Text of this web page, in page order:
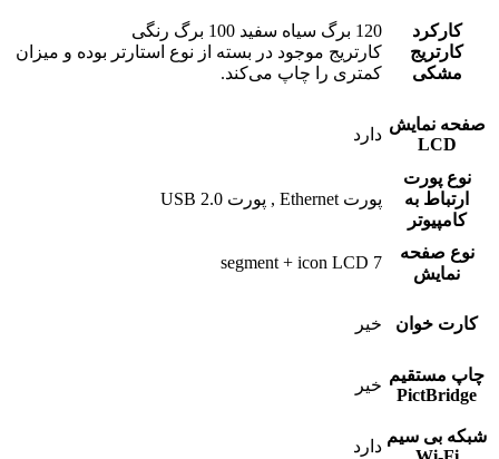
کارکرد
کارتریج
مشکی
120 برگ سیاه سفید 100 برگ رنگی
کارتریج موجود در بسته از نوع استارتر بوده و میزان
کمتری را چاپ می‌کند.
صفحه نمایش
LCD
دارد
نوع پورت
ارتباط به
کامپیوتر
پورت Ethernet , پورت USB 2.0
نوع صفحه
نمایش
7 segment + icon LCD
کارت خوان خیر
چاپ مستقیم
PictBridge
خیر
شبکه بی سیم
دارد